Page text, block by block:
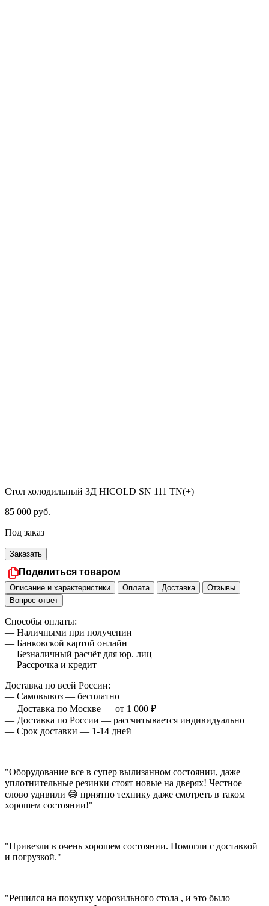
Стол холодильный 3Д HICOLD SN 111 TN(+)
85 000 руб.
Под заказ
Заказать
Поделиться товаром
Описание и характеристики Оплата Доставка
Отзывы
Вопрос-ответ
Способы оплаты:
— Наличными при получении
— Банковской картой онлайн
— Безналичный расчёт для юр. лиц
— Рассрочка и кредит
Доставка по всей России:
— Самовывоз — бесплатно
— Доставка по Москве — от 1 000 ₽
— Доставка по России — рассчитывается индивидуально
— Срок доставки — 1-14 дней
"Оборудование все в супер вылизанном состоянии, даже
уплотнительные резинки стоят новые на дверях! Честное
слово удивили 😅 приятно технику даже смотреть в таком
хорошем состоянии!"
"Привезли в очень хорошем состоянии. Помогли с доставкой
и погрузкой."
"Решился на покупку морозильного стола , и это было